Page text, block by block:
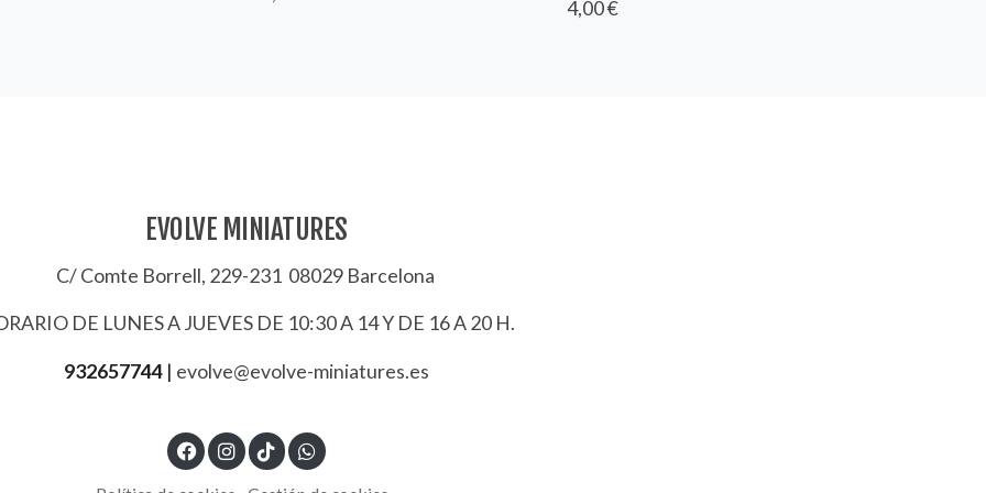
4,00 €
EVOLVE MINIATURES
C/ Comte Borrell, 229-231 08029 Barcelona
DE LUNES A JUEVES DE 10:30 A 14 Y DE 16 A 20 H.
932657744 | evolve@evolve-miniatures.es